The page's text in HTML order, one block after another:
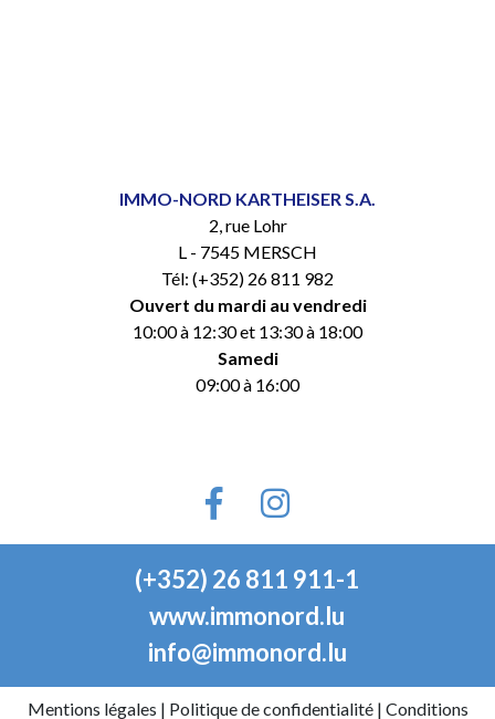
IMMO-NORD KARTHEISER S.A.
2, rue Lohr
L - 7545 MERSCH
Tél: (+352) 26 811 982
Ouvert du mardi au vendredi
10:00 à 12:30 et 13:30 à 18:00
Samedi
09:00 à 16:00
(+352) 26 811 911-1
www.immonord.lu
info@immonord.lu
Mentions légales | Politique de confidentialité| Conditions